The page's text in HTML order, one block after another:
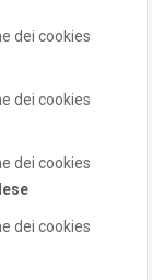
dei cookies
dei cookies
dei cookies
dei cookies